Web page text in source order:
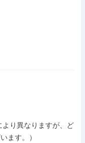
より異なりますが、ど
ます。）